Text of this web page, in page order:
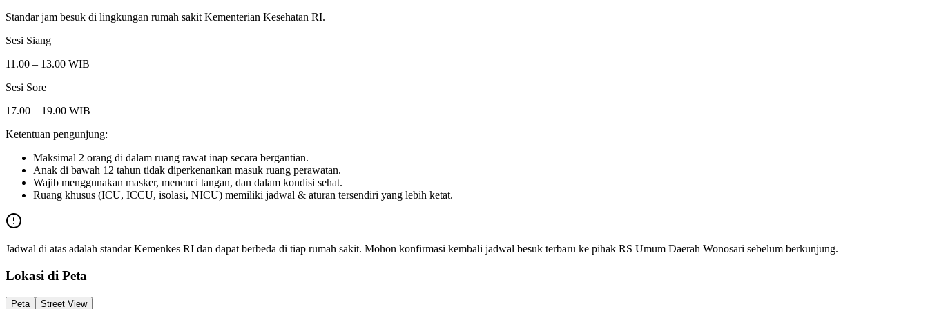
Standar jam besuk di lingkungan rumah sakit Kementerian Kesehatan RI.
Sesi Siang
11.00 – 13.00 WIB
Sesi Sore
17.00 – 19.00 WIB
Ketentuan pengunjung:
Maksimal 2 orang di dalam ruang rawat inap secara bergantian.
Anak di bawah 12 tahun tidak diperkenankan masuk ruang perawatan.
Wajib menggunakan masker, mencuci tangan, dan dalam kondisi sehat.
Ruang khusus (ICU, ICCU, isolasi, NICU) memiliki jadwal & aturan tersendiri yang lebih ketat.
Jadwal di atas adalah standar Kemenkes RI dan dapat berbeda di tiap rumah sakit. Mohon konfirmasi kembali jadwal besuk terbaru ke pihak RS Umum Daerah Wonosari sebelum berkunjung.
Lokasi di Peta
Peta Street View